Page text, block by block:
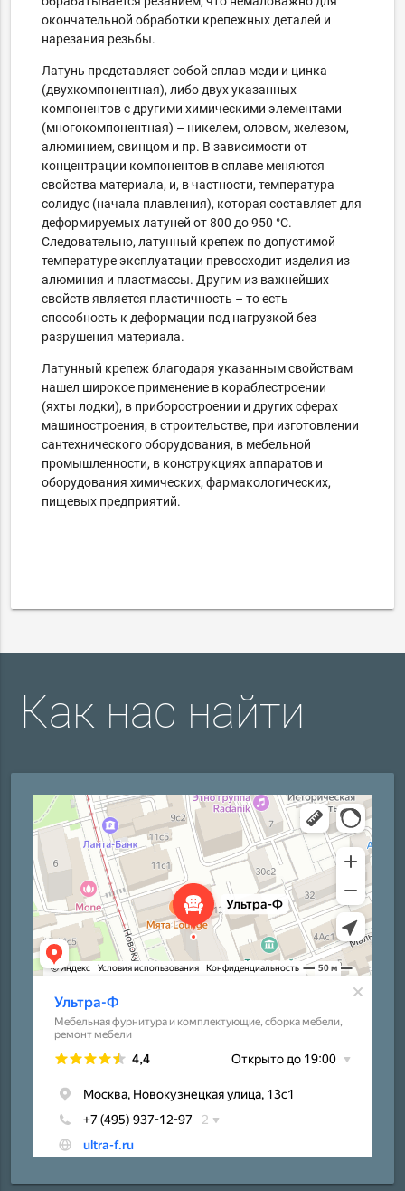
окончательной обработки крепежных деталей и
нарезания резьбы.
Латунь представляет собой сплав меди и цинка
(двухкомпонентная), либо двух указанных
компонентов с другими химическими элементами
(многокомпонентная) – никелем, оловом, железом,
алюминием, свинцом и пр. В зависимости от
концентрации компонентов в сплаве меняются
свойства материала, и, в частности, температура
солидус (начала плавления), которая составляет для
деформируемых латуней от 800 до 950 °С.
Следовательно, латунный крепеж по допустимой
температуре эксплуатации превосходит изделия из
алюминия и пластмассы. Другим из важнейших
свойств является пластичность – то есть
способность к деформации под нагрузкой без
разрушения материала.
Латунный крепеж благодаря указанным свойствам
нашел широкое применение в кораблестроении
(яхты лодки), в приборостроении и других сферах
машиностроения, в строительстве, при изготовлении
сантехнического оборудования, в мебельной
промышленности, в конструкциях аппаратов и
оборудования химических, фармакологических,
пищевых предприятий.
Как нас найти